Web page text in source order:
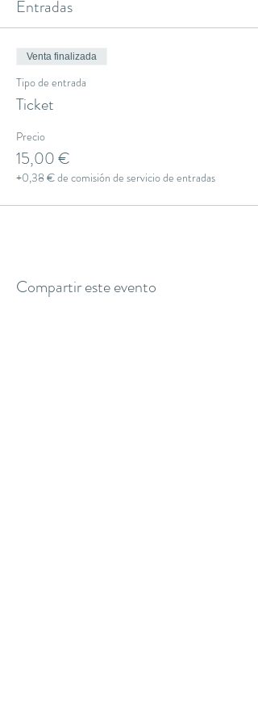
Entradas
Venta finalizada
Tipo de entrada
Ticket
Precio
15,00 €
+0,38 € de comisión de servicio de entradas
Compartir este evento